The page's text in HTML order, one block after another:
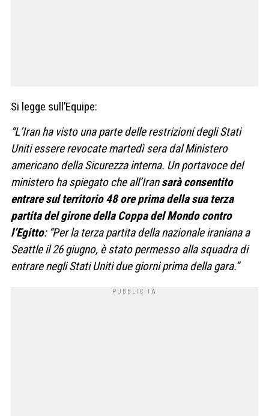
Si legge sull’Equipe:
“L’Iran ha visto una parte delle restrizioni degli Stati
Uniti essere revocate martedì sera dal Ministero
americano della Sicurezza interna. Un portavoce del
ministero ha spiegato che all’Iransarà consentito
entrare sul territorio 48 ore prima della sua terza
partita del girone della Coppa del Mondo contro
l’Egitto: “Per la terza partita della nazionale iraniana a
Seattle il 26 giugno, è stato permesso alla squadra di
entrare negli Stati Uniti due giorni prima della gara.”